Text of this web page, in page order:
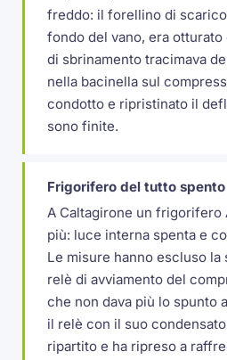
freddo: il forellino di
fondo del vano, era
di sbrinamento tracimava
nella bacinella sul
condotto e ripristinato il
sono finite.
Frigorifero del tutto
A Caltagirone un frigorifero
più: luce interna spenta e
Le misure hanno escluso la
relè di avviamento del
che non dava più lo spunto
il relè con il suo
ripartito e ha ripreso a